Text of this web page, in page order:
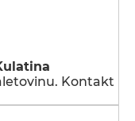
Kontakt